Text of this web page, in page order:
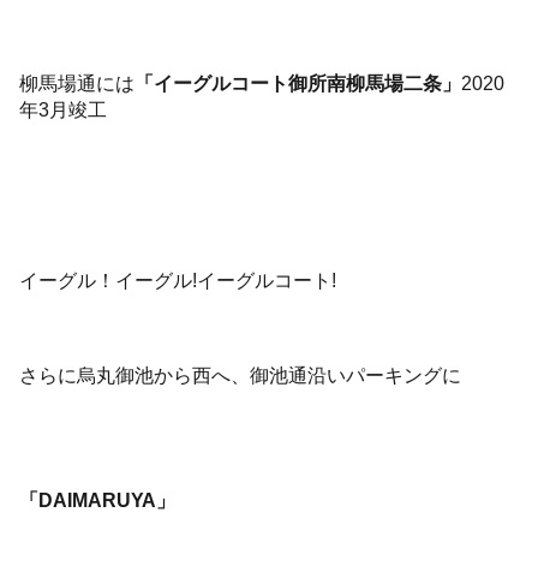
柳馬場通には 「イーグルコート御所南柳馬場二条」 2020
年3月竣工
イーグル！イーグル!イーグルコート!
さらに烏丸御池から西へ、御池通沿いパーキングに
「DAIMARUYA」